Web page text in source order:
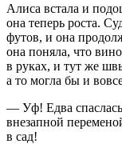
Алиса встала и
она теперь роста.
футов, и она
она поняла, что
в руках, и тут же
а то могла бы и
— Уф! Едва
внезапной
в сад!